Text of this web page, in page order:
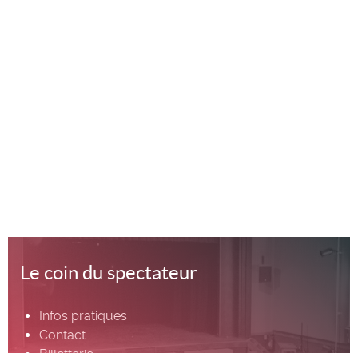
Le coin du spectateur
Infos pratiques
Contact